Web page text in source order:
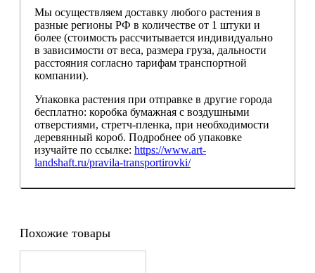
Мы осуществляем доставку любого растения в
разные регионы РФ в количестве от 1 штуки и
более (стоимость рассчитывается индивидуально
в зависимости от веса, размера груза, дальности
расстояния согласно тарифам транспортной
компании).
Упаковка растения при отправке в другие города
бесплатно: коробка бумажная с воздушными
отверстиями, стретч-пленка, при необходимости
деревянный короб. Подробнее об упаковке
изучайте по ссылке: https://www.art-
landshaft.ru/pravila-transportirovki/
Похожие товары